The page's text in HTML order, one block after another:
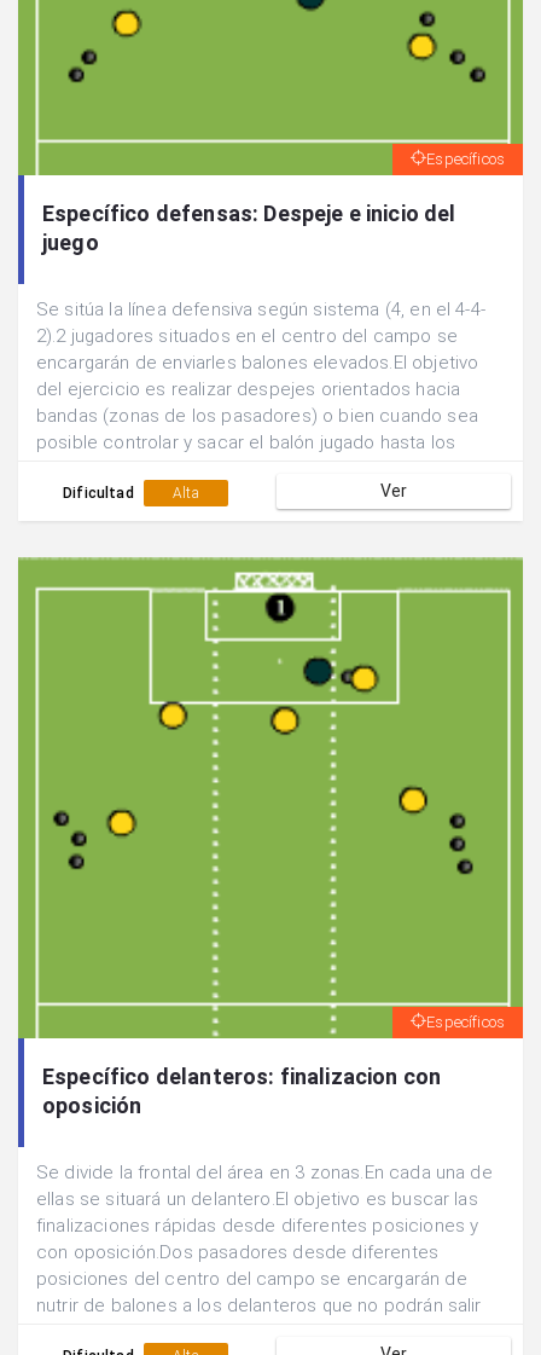
Específicos
Específico defensas: Despeje e inicio del
juego
Se sitúa la línea defensiva según sistema (4, en el 4-4-
2).2 jugadores situados en el centro del campo se
encargarán de enviarles balones elevados.El objetivo
del ejercicio es realizar despejes orientados hacia
bandas (zonas de los pasadores) o bien cuando sea
posible controlar y sacar el balón jugado hasta los
lleve a cabo dificultando las acciones.Cuando ya se
tiene la dinámica controlada y para que sea una
desde una posición más avanzada y realizar la acción
Dificultad Alta Ver
Específicos
Específico delanteros: finalizacion con
oposición
Se divide la frontal del área en 3 zonas.En cada una de
ellas se situará un delantero.El objetivo es buscar las
finalizaciones rápidas desde diferentes posiciones y
con oposición.Dos pasadores desde diferentes
posiciones del centro del campo se encargarán de
nutrir de balones a los delanteros que no podrán salir